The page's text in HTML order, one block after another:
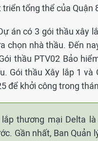
tổng thể của Quận
án có 3 gói thầu xây
chọn nhà thầu. Đến
thầu PTV02 Bảo
Gói thầu Xây lắp 1 và
để khởi công trong
thương mại Delta
Gần nhất, Ban Quản